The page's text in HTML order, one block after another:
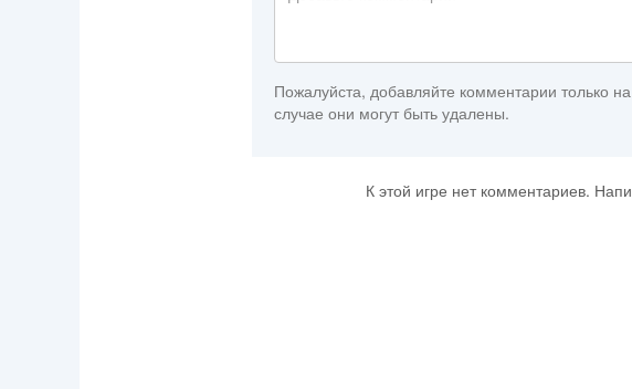
Пожалуйста, добавляйте комментарии только
случае они могут быть удалены.
К этой игре нет комментариев.